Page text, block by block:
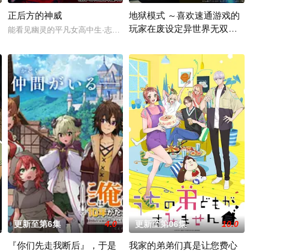
正后方的神威
能看见幽灵的平凡女高中生·志津香，利用容易吸引幽灵的特殊体质，从旁协助知
地狱模式 ～喜欢速通游戏的
玩家在废设定异世界无双～
更新至第6集 4.0
『你们先走我断后』，于是
更新至第06集 10.0
我家的弟弟们真是让您费心